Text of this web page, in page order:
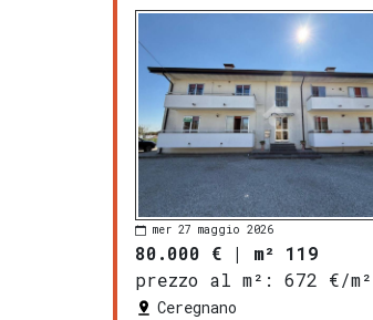
mer 27 maggio 2026
80.000 € | m² 119
prezzo al m²:
672 €/m²
Ceregnano